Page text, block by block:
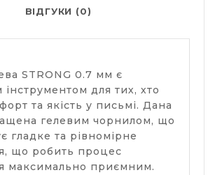
ВІДГУКИ (0)
STRONG 0.7 мм є
інструментом для тих, хто
та якість у письмі. Дана
гелевим чорнилом, що
гладке та рівномірне
що робить процес
максимально приємним.